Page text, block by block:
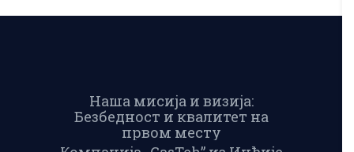
Наша мисија и визија:
Безбедност и квалитет на
првом месту